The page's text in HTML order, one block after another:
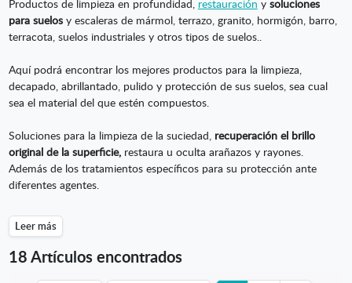
Productos de limpieza en profundidad, restauración y soluciones
para suelos y escaleras de mármol, terrazo, granito, hormigón, barro,
terracota, suelos industriales y otros tipos de suelos..
Aquí podrá encontrar los mejores productos para la limpieza,
decapado, abrillantado, pulido y protección de sus suelos, sea cual
sea el material del que estén compuestos.
Soluciones para la limpieza de la suciedad, recuperación el brillo
original de la superficie,restaura u oculta arañazos y rayones.
Además de los tratamientos específicos para su protección ante
diferentes agentes.
Leer más
18 Artículos encontrados